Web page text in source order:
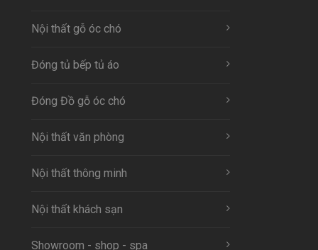
Nội thất gỗ óc chó
Đóng tủ bếp tủ áo
Đóng Đồ gỗ óc chó
Nội thất văn phòng
Nội thất thông minh
Nội thất khách sạn
Showroom - shop - spa